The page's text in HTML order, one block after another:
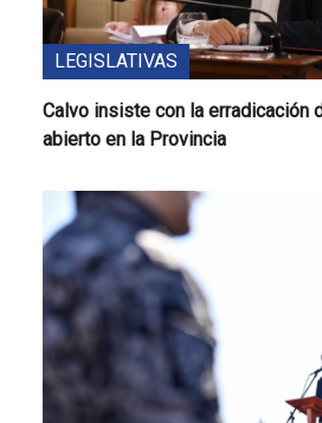
LEGISLATIVAS
Calvo insiste con la erradicación
abierto en la Provincia